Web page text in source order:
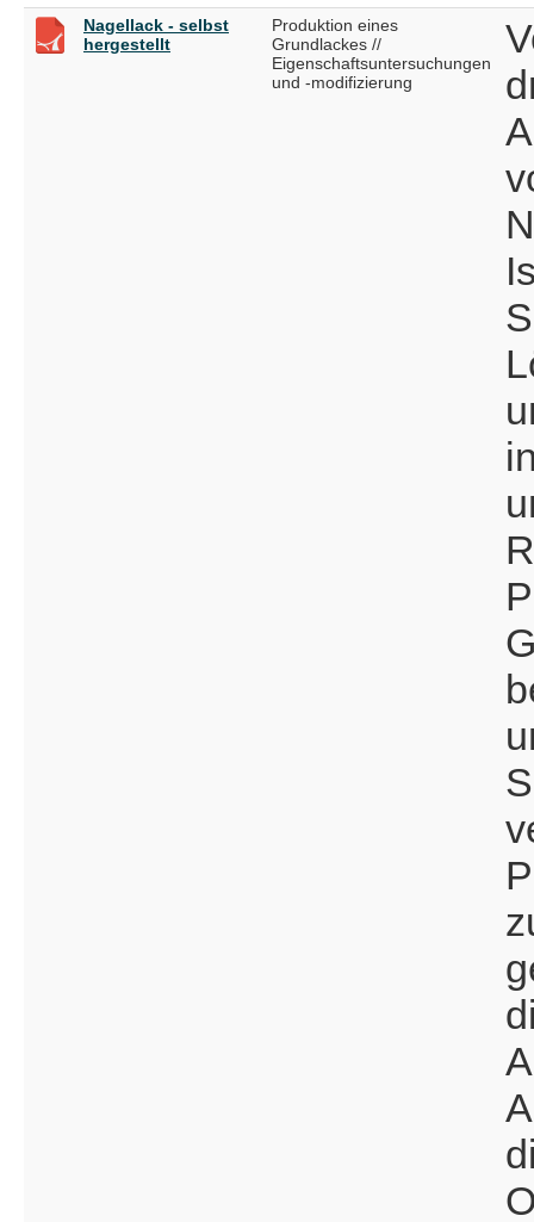
Nagellack - selbst
hergestellt
Produktion eines
Grundlackes //
Eigenschaftsuntersuchungen
und -modifizierung